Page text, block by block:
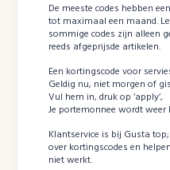
De meeste codes hebben
tot maximaal een maand.
sommige codes zijn alleen
reeds afgeprijsde artikelen.
Een kortingscode voor
Geldig nu, niet morgen of
Vul hem in, druk op ‘apply’,
Je portemonnee wordt weer
Klantservice is bij Gusta
over kortingscodes en
niet werkt.